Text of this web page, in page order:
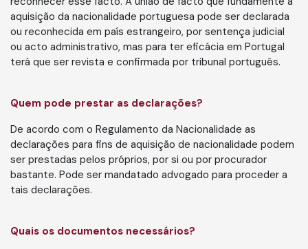
aquisição da nacionalidade portuguesa pode ser declarada
ou reconhecida em país estrangeiro, por sentença judicial
ou acto administrativo, mas para ter eficácia em Portugal
terá que ser revista e confirmada por tribunal português.
Quem pode prestar as declarações?
De acordo com o Regulamento da Nacionalidade as
declarações para fins de aquisição de nacionalidade podem
ser prestadas pelos próprios, por si ou por procurador
bastante. Pode ser mandatado advogado para proceder a
tais declarações.
Quais os documentos necessários?